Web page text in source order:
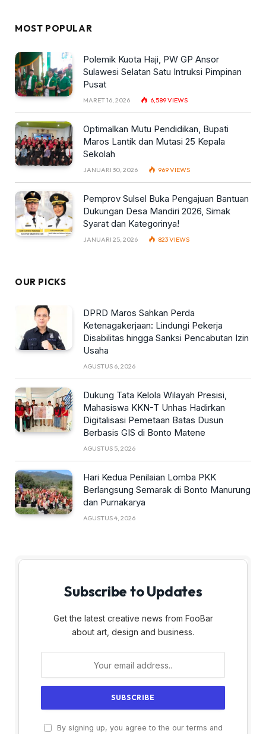
MOST POPULAR
Polemik Kuota Haji, PW GP Ansor
Sulawesi Selatan Satu Intruksi Pimpinan
Pusat
MARET 16, 2026 6,589VIEWS
Optimalkan Mutu Pendidikan, Bupati
Maros Lantik dan Mutasi 25 Kepala
Sekolah
JANUARI 30, 2026 969VIEWS
Pemprov Sulsel Buka Pengajuan Bantuan
Dukungan Desa Mandiri 2026, Simak
Syarat dan Kategorinya!
JANUARI 25, 2026 823VIEWS
OUR PICKS
DPRD Maros Sahkan Perda
Ketenagakerjaan: Lindungi Pekerja
Disabilitas hingga Sanksi Pencabutan Izin
Usaha
AGUSTUS 6, 2026
Dukung Tata Kelola Wilayah Presisi,
Mahasiswa KKN-T Unhas Hadirkan
Digitalisasi Pemetaan Batas Dusun
Berbasis GIS di Bonto Matene
AGUSTUS 5, 2026
Hari Kedua Penilaian Lomba PKK
Berlangsung Semarak di Bonto Manurung
dan Purnakarya
AGUSTUS 4, 2026
Subscribe to Updates
Get the latest creative news from FooBar
about art, design and business.
By signing up, you agree to the our terms and